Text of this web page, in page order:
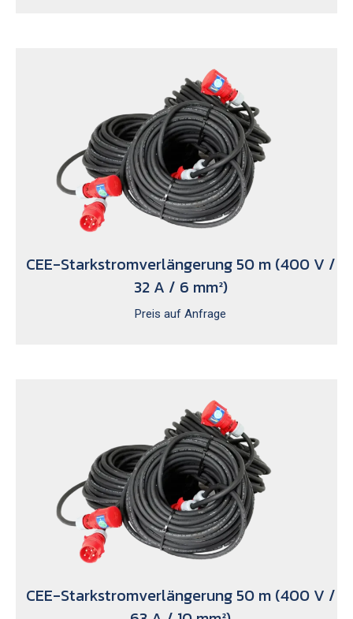
CEE-Starkstromverlängerung 50 m (400 V /
32 A / 6 mm²)
Preis auf Anfrage
CEE-Starkstromverlängerung 50 m (400 V /